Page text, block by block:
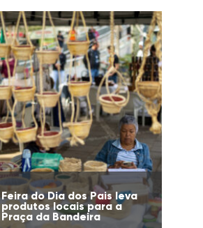
Feira do Dia dos Pais leva
produtos locais para a
Praça da Bandeira